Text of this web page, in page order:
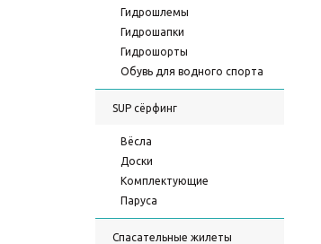
Гидрошлемы
Гидрошапки
Гидрошорты
Обувь для водного спорта
SUP сёрфинг
Вёсла
Доски
Комплектующие
Паруса
Спасательные жилеты